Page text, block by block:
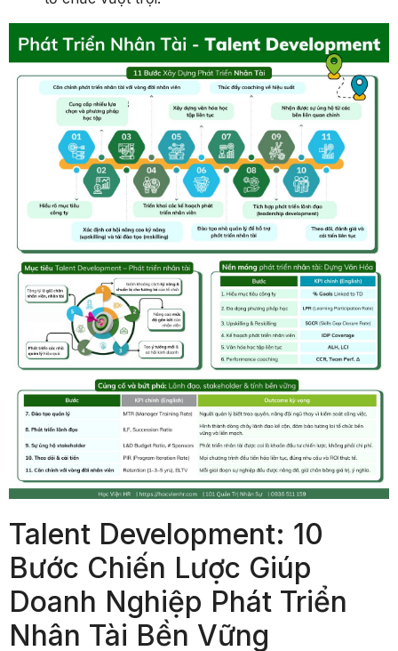
Talent Development: 10
Bước Chiến Lược Giúp
Doanh Nghiệp Phát Triển
Nhân Tài Bền Vững